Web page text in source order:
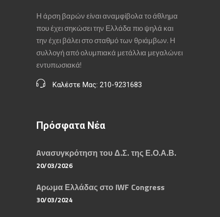
Η άρση βαρών είναι αναμφίβολα το άθλημα
που έχει σηκώσει την Ελλάδα πιο ψηλά και
την έχει βάλει στο σταθμό των θριάμβων. Η
συλλογή από ολυμπιακά μετάλλια μεγαλώνει
εντυπωσιακά!
Καλέστε Μας: 210-9231683
Πρόσφατα Νέα
Aνασυγκρότηση του Δ.Σ. της Ε.Ο.Α.Β.
20/03/2026
Aρωμα Ελλάδας στο IWF Congress
30/03/2024